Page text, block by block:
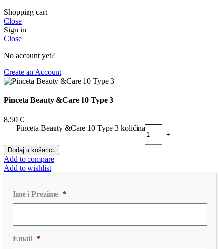
Shopping cart
Close
Sign in
Close
No account yet?
Create an Account
Pinceta Beauty &Care 10 Type 3
8,50 €
Pinceta Beauty &Care 10 Type 3 količina
Dodaj u košaricu
Add to compare
Add to wishlist
Ime i Prezime *
Email *